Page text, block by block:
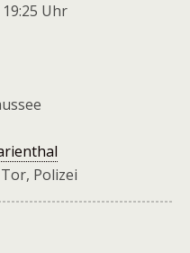
Uhr
Polizei